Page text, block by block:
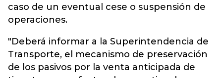
caso de un eventual cese o suspensión de
operaciones.
"Deberá informar a la Superintendencia de
Transporte, el mecanismo de preservación
de los pasivos por la venta anticipada de